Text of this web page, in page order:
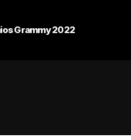
Grammy 2022